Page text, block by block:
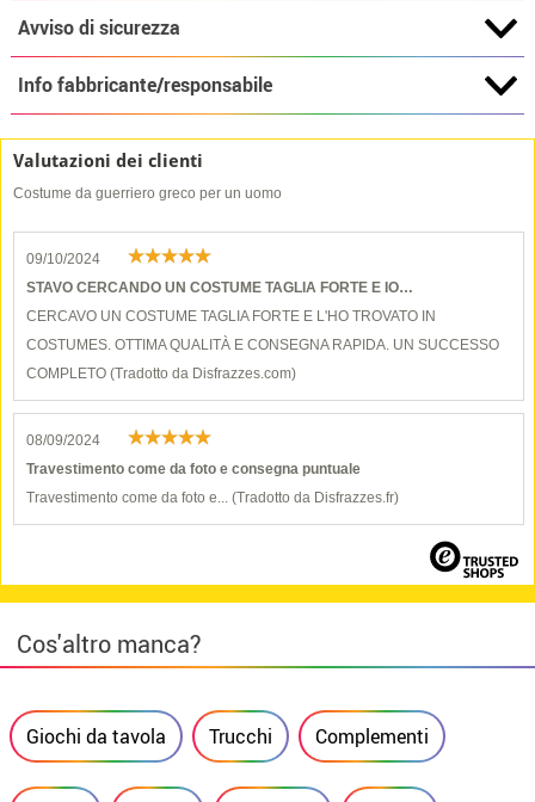
Avviso di sicurezza
Info fabbricante/responsabile
Valutazioni dei clienti
Costume da guerriero greco per un uomo
09/10/2024
STAVO CERCANDO UN COSTUME TAGLIA FORTE E IO…
CERCAVO UN COSTUME TAGLIA FORTE E L'HO TROVATO IN
COSTUMES. OTTIMA QUALITÀ E CONSEGNA RAPIDA. UN SUCCESSO
COMPLETO (Tradotto da Disfrazzes.com)
08/09/2024
Travestimento come da foto e consegna puntuale
Travestimento come da foto e... (Tradotto da Disfrazzes.fr)
Cos'altro manca?
Giochi da tavola Trucchi Complementi